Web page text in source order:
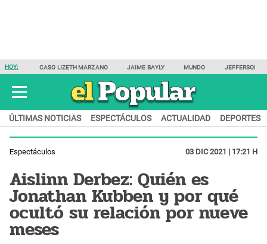
HOY: CASO LIZETH MARZANO JAIME BAYLY MUNDO JEFFERSON
ÚLTIMAS NOTICIAS ESPECTÁCULOS ACTUALIDAD DEPORTES
Espectáculos 03 DIC 2021 | 17:21 H
Aislinn Derbez: Quién es
Jonathan Kubben y por qué
ocultó su relación por nueve
meses